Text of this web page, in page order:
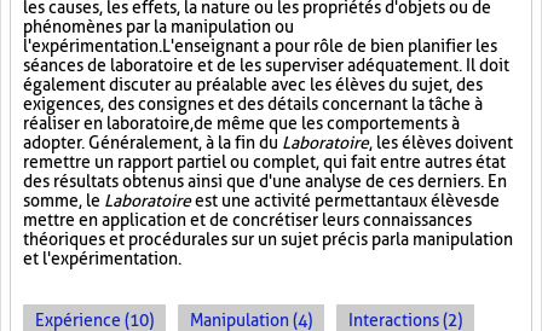
les causes, les effets, la nature ou les propriétés d'objets ou de
phénomènes par la manipulation ou
l'expérimentation. L'enseignant a pour rôle de bien planifier les
séances de laboratoire et de les superviser adéquatement. Il doit
également discuter au préalable avec les élèves du sujet, des
exigences, des consignes et des détails concernant la tâche à
réaliser en laboratoire, de même que les comportements à
adopter. Généralement, à la fin du Laboratoire, les élèves doivent
remettre un rapport partiel ou complet, qui fait entre autres état
des résultats obtenus ainsi que d'une analyse de ces derniers. En
somme, le Laboratoireest une activité permettant aux élèves de
mettre en application et de concrétiser leurs connaissances
théoriques et procédurales sur un sujet précis par la manipulation
et l'expérimentation.
Expérience (10) Manipulation (4) Interactions (2)